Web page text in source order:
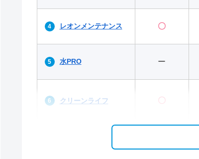
レオンメンテナンス 〇
水PRO ー
クリーンライフ 〇